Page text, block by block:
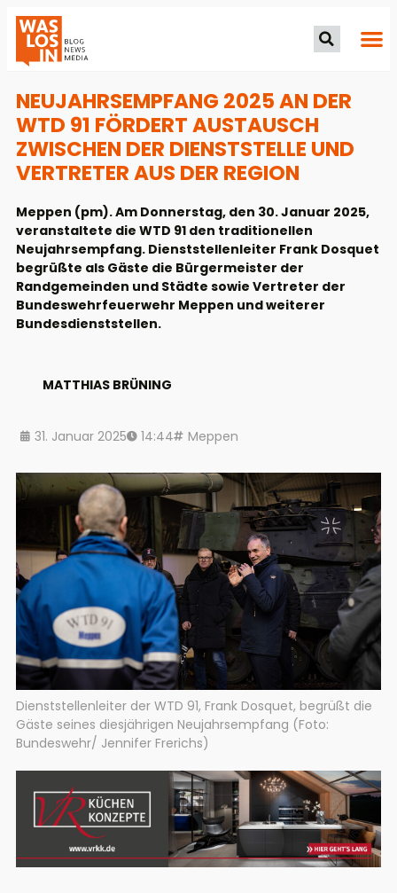
NEUJAHRSEMPFANG 2025 AN DER
WTD 91 FÖRDERT AUSTAUSCH
ZWISCHEN DER DIENSTSTELLE UND
VERTRETER AUS DER REGION
Meppen (pm). Am Donnerstag, den 30. Januar 2025,
veranstaltete die WTD 91 den traditionellen
Neujahrsempfang. Dienststellenleiter Frank Dosquet
begrüßte als Gäste die Bürgermeister der
Randgemeinden und Städte sowie Vertreter der
Bundeswehrfeuerwehr Meppen und weiterer
Bundesdienststellen.
MATTHIAS BRÜNING
31. Januar 2025 14:44 Meppen
Dienststellenleiter der WTD 91, Frank Dosquet, begrüßt die
Gäste seines diesjährigen Neujahrsempfang (Foto:
Bundeswehr/ Jennifer Frerichs)